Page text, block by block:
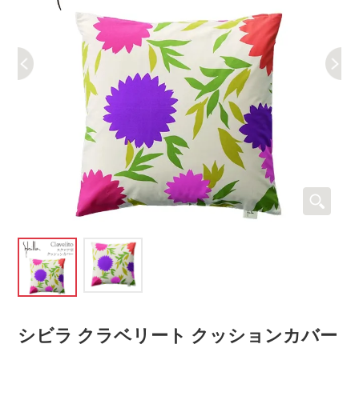
シビラ クラベリート クッションカバー